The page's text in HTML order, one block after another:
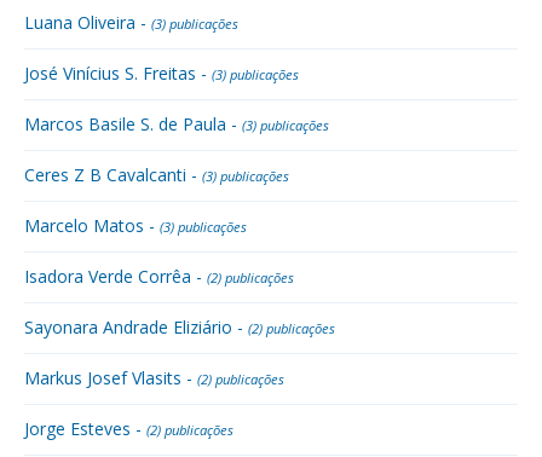
Luana Oliveira - (3) publicações
José Vinícius S. Freitas - (3) publicações
Marcos Basile S. de Paula - (3) publicações
Ceres Z B Cavalcanti - (3) publicações
Marcelo Matos - (3) publicações
Isadora Verde Corrêa - (2) publicações
Sayonara Andrade Eliziário - (2) publicações
Markus Josef Vlasits - (2) publicações
Jorge Esteves - (2) publicações